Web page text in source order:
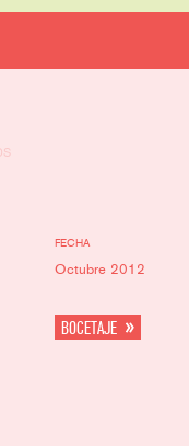
FECHA
Octubre 2012
BOCETAJE